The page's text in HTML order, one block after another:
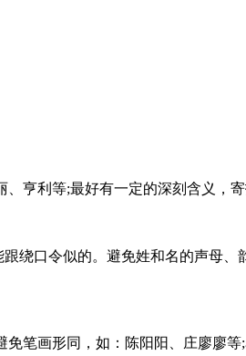
利等;最好有一定的深刻含义，寄
口令似的。避免姓和名的声母、
画形同，如：陈阳阳、庄廖廖等